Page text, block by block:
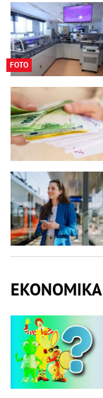
FOTO
EKONOMIKA